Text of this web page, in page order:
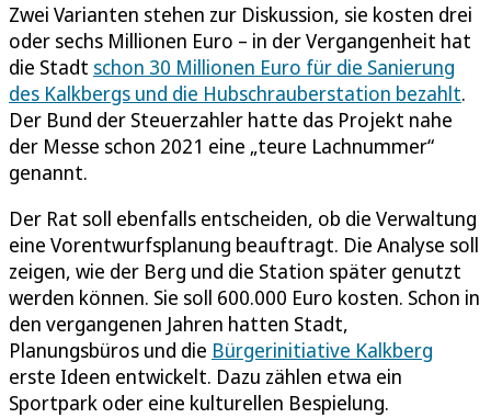
Zwei Varianten stehen zur Diskussion, sie kosten drei
oder sechs Millionen Euro – in der Vergangenheit hat
die Stadt schon 30 Millionen Euro für die Sanierung
des Kalkbergs und die Hubschrauberstation bezahlt.
Der Bund der Steuerzahler hatte das Projekt nahe
der Messe schon 2021 eine „teure Lachnummer“
genannt.
Der Rat soll ebenfalls entscheiden, ob die Verwaltung
eine Vorentwurfsplanung beauftragt. Die Analyse soll
zeigen, wie der Berg und die Station später genutzt
werden können. Sie soll 600.000 Euro kosten. Schon in
den vergangenen Jahren hatten Stadt,
Planungsbüros und die Bürgerinitiative Kalkberg
erste Ideen entwickelt. Dazu zählen etwa ein
Sportpark oder eine kulturellen Bespielung.